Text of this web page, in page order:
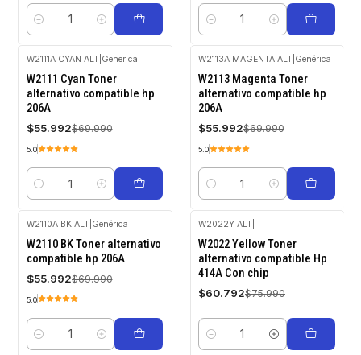
Cantidad Cantidad
-20%
OFF
W2111A CYAN ALT| Generica
W2111 Cyan Toner
alternativo compatible hp
206A
$55.992$69.990
5.0
Cantidad
-20%
OFF
W2113A MAGENTA ALT Genérica
W2113 Magenta Toner
alternativo compatible hp
206A
$55.992$69.990
5.0
Cantidad
-20%
OFF
W2110A BK ALT| Genérica
W2110 BK Toner alternativo
compatible hp 206A
$55.992$69.990
5.0
Cantidad
-20%
OFF
W2022Y ALT
W2022 Yellow Toner
alternativo compatible Hp
414A Con chip
$60.792$75.990
Cantidad